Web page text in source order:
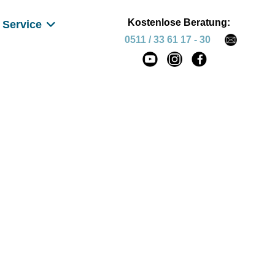
Service
Kostenlose Beratung:
0511 / 33 61 17 - 30